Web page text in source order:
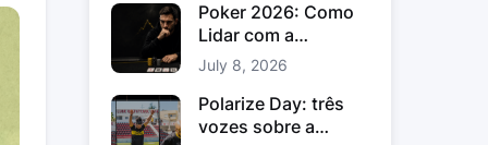
Poker 2026: Como
Lidar com a
Variância no Poker e
os Downswings
July 8, 2026
Polarize Day: três
vozes sobre a